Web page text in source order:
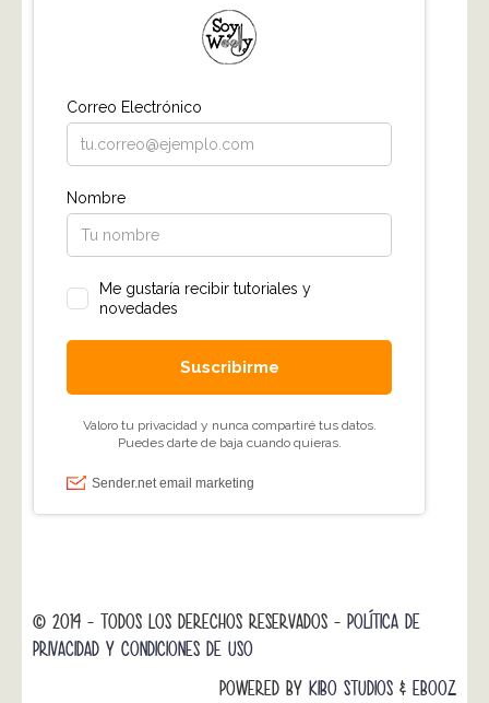
© 2014 - TODOS LOS DERECHOS RESERVADOS - POLÍTICA DE
PRIVACIDAD Y CONDICIONES DE USO
POWERED BY KIBO STUDIOS & EBOOZ